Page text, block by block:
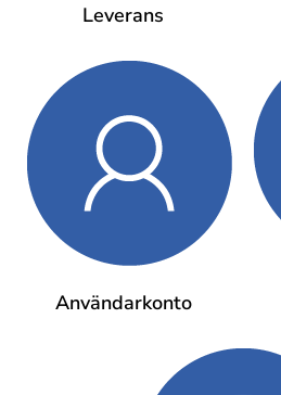
Leverans
Användarkonto